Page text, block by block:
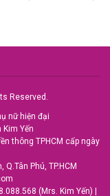
Reserved.
nữ hiện đại
Yến
thông TPHCM cấp ngày
Phú, TP.HCM
(Mrs. Kim Yến)